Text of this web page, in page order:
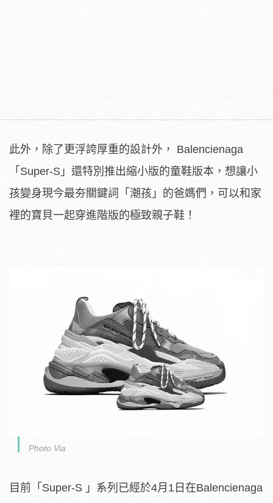
此外，除了更浮誇厚重的設計外， Balencienaga
「Super-S」還特別推出縮小版的童鞋版本，想讓小
孩變身現今最夯關鍵詞「潮孩」的爸媽們，可以和家
裡的寶貝一起穿進階版的極致親子鞋！
Photo Via
目前「Super-S 」系列已經於4月1日在Balencienaga